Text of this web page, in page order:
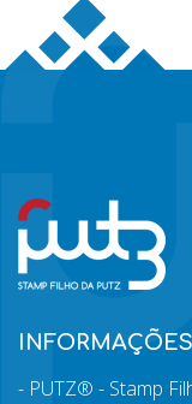
INFORMAÇÕES
PUTZ® - Stamp